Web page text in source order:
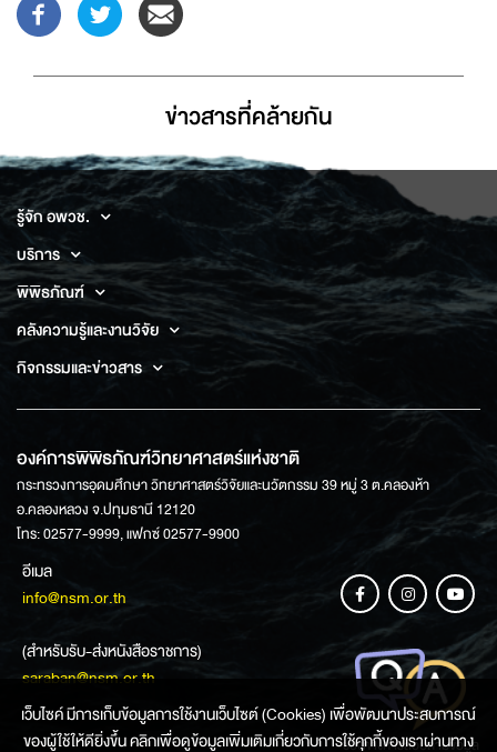
ข่าวสารที่่คล้ายกัน
รู้จัก อพวช.
บริการ
พิพิธภัณฑ์
คลังความรู้และงานวิจัย
กิจกรรมและข่าวสาร
องค์การพิพิธภัณฑ์วิทยาศาสตร์แห่งชาติ
กระทรวงการอุดมศึกษา วิทยาศาสตร์วิจัยและนวัตกรรม 39 หมู่ 3 ต.คลองห้า
อ.คลองหลวง จ.ปทุมธานี 12120
โทร: 02577-9999, แฟกซ์ 02577-9900
อีเมล
info@nsm.or.th
(สำหรับรับ-ส่งหนังสือราชการ)
saraban@nsm.or.th
ช่องทางการสอบถามข้อมูล
เว็บไซค์ มีการเก็บข้อมูลการใช้งานเว็บไซต์ (Cookies) เพื่อพัฒนาประสบการณ์
ของผู้ใช้ให้ดียิ่งขึ้น คลิกเพื่อดูข้อมูลเพิ่มเติมเกี่ยวกับการใช้คุกกี้ของเราผ่านทาง